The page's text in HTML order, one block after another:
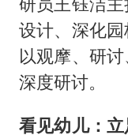
设计、深化
以观摩、研
深度研讨。
看见幼儿：